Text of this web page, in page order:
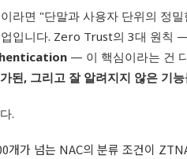
라면 "단말과 사용자 단위의 정
입니다. Zero Trust의 3대 원칙
— 이 핵심이라는 건
된, 그리고 잘 알려지지 않은 기
.
개가 넘는 NAC의 분류 조건이